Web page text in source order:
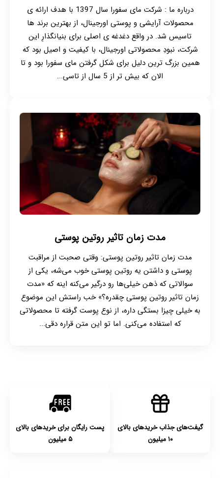
درباره ما : شرکت مای سفورا سال 1397 با هدف ارائه ی
محصولات آرایشی و پوستی اورجینال، از بهترین برند ها
تاسیس شد. در واقع دغدغه ی اصلی برای بنیانگذارِ این
شرکت، نبودِ محصولاتی اورجینال، با کیفیت و اصیل بود که
همین بزرگ ترین دلیل برای شکل گرفتن مای سفورا بود و تا
الان که بیش تر از 5 سال از تاسی...
مدت زمان تاثیر روتین پوستی
مدت زمان تاثیر روتین پوستی: وقتی صحبت از مراقبت
پوستی و داشتن یه روتین پوستی خوب می‌شه، یکی از
سوالاتی که ذهن خیلی‌ها رو درگیر می‌کنه اینه که «مدت
زمان تاثیر روتین پوستی چقدره؟» خب راستش این موضوع
به خیلی چیزا بستگی داره، از نوع پوست گرفته تا محصولاتی
که استفاده می‌کنی. اما تو این متن قراره دقی...
گیفت‌های جذاب خریدهای بالای
۱۰ میلیون
پست رایگان برای خریدهای بالای
۵ میلیون